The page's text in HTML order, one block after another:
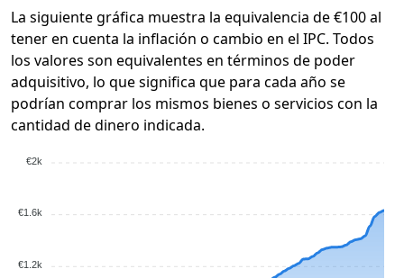
La siguiente gráfica muestra la equivalencia de €100 al
tener en cuenta la inflación o cambio en el IPC. Todos
los valores son equivalentes en términos de poder
adquisitivo, lo que significa que para cada año se
podrían comprar los mismos bienes o servicios con la
cantidad de dinero indicada.
€2k
€1.6k
€1.2k